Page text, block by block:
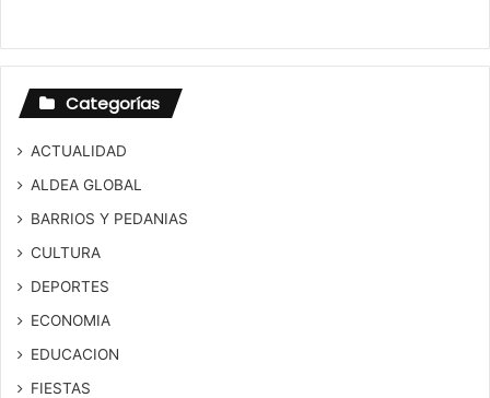
Categorías
ACTUALIDAD
ALDEA GLOBAL
BARRIOS Y PEDANIAS
CULTURA
DEPORTES
ECONOMIA
EDUCACION
FIESTAS